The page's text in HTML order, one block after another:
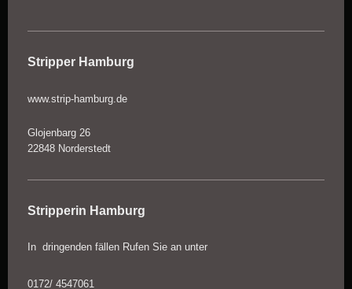
Stripper Hamburg
www.strip-hamburg.de
Glojenbarg 26
22848 Norderstedt
Stripperin Hamburg
In dringenden fällen Rufen Sie an unter
0172/ 4547061